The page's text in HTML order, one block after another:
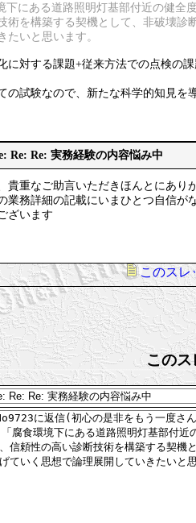
下にある道路照明灯基部付近の健全
術を構築する契機として、非破壊診
たいと思います。
に対する課題+従来方法での点検の
の試験なので、新たな科学的知見を
Re: Re: 実務経験の内容悩み中
貴重なご助言いただきほんとにあり
業務詳細の記載にいまひとつ自信が
ざいます
このスレ
この